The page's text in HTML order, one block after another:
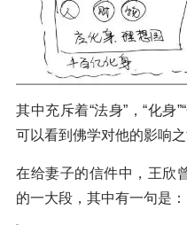
其中充斥着“法身”，“化身
可以看到佛学对他的影响之
在给妻子的信件中，王
的一大段，其中有一句是：